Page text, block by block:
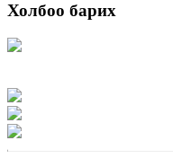
Холбоо барих